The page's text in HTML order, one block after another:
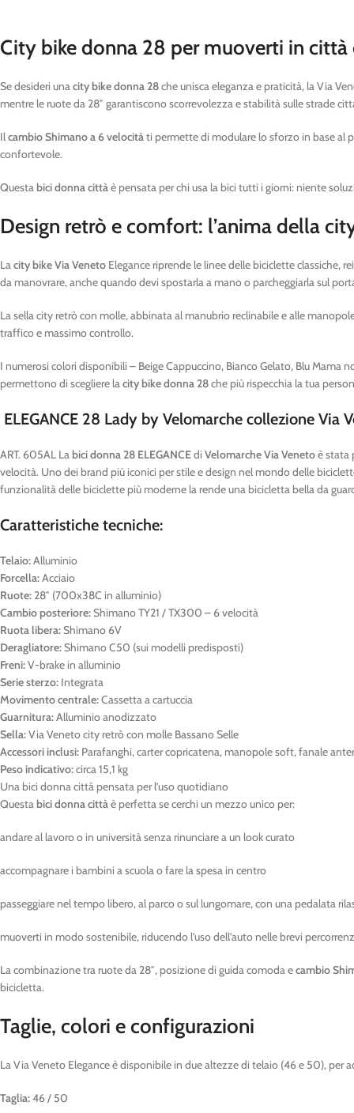
City bike donna 28 per muoverti in città
Se desideri unacity bike donna 28che unisca eleganza e praticità, la Via
mentre le ruote da 28″ garantiscono scorrevolezza e stabilità sulle strade
Ilcambio Shimano a 6 velocitàti permette di modulare lo sforzo in base al
confortevole.
Questabici donna cittàè pensata per chi usa la bici tutti i giorni: niente
Design retrò e comfort: l’anima della
Lacity bike Via Veneto Elegance riprende le linee delle biciclette classiche,
da manovrare, anche quando devi spostarla a mano o parcheggiarla sul
La sella city retrò con molle, abbinata al manubrio reclinabile e alle
traffico e massimo controllo.
I numerosi colori disponibili – Beige Cappuccino, Bianco Gelato, Blu Mama
permettono di scegliere lacity bike donna 28che più rispecchia la tua
ELEGANCE 28 Lady by Velomarche collezione Via
ART. 605AL Labici donna 28 ELEGANCEdi Velomarche Via Venetoè stata
velocità. Uno dei brand più iconici per stile e design nel mondo delle
funzionalità delle biciclette più moderne la rende una bicicletta bella da
Caratteristiche tecniche:
Telaio:Alluminio
Forcella:Acciaio
Ruote: 28″ (700x38C in alluminio)
Cambio posteriore:Shimano TY21 / TX300 – 6 velocità
Ruota libera:Shimano 6V
Deragliatore:Shimano C50 (sui modelli predisposti)
Freni:V-brake in alluminio
Serie sterzo: Integrata
Movimento centrale:Cassetta a cartuccia
Guarnitura:Alluminio anodizzato
Sella:Via Veneto city retrò con molle Bassano Selle
Accessori inclusi: Parafanghi, carter copricatena, manopole soft, fanale
Peso indicativo:circa 15,1 kg
Una bici donna città pensata per l’uso quotidiano
Questabici donna cittàè perfetta se cerchi un mezzo unico per:
andare al lavoro o in università senza rinunciare a un look curato
accompagnare i bambini a scuola o fare la spesa in centro
passeggiare nel tempo libero, al parco o sul lungomare, con una pedalata
muoverti in modo sostenibile, riducendo l’uso dell’auto nelle brevi
La combinazione tra ruote da 28″, posizione di guida comoda ecambio
bicicletta.
Taglie, colori e configurazioni
La Via Veneto Elegance è disponibile in due altezze di telaio (46 e 50),
Taglia:46 / 50